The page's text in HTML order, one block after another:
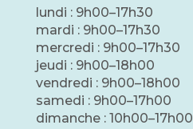
lundi : 9h00–17h30
mardi : 9h00–17h30
mercredi : 9h00–17h30
jeudi : 9h00–18h00
vendredi : 9h00–18h00
samedi : 9h00–17h00
dimanche : 10h00–17h00